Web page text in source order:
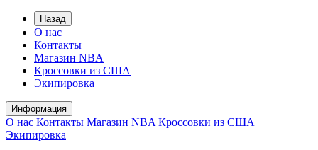
Назад
О нас
Контакты
Магазин NBA
Кроссовки из США
Экипировка
Информация
О нас Контакты Магазин NBA Кроссовки из США
Экипировка